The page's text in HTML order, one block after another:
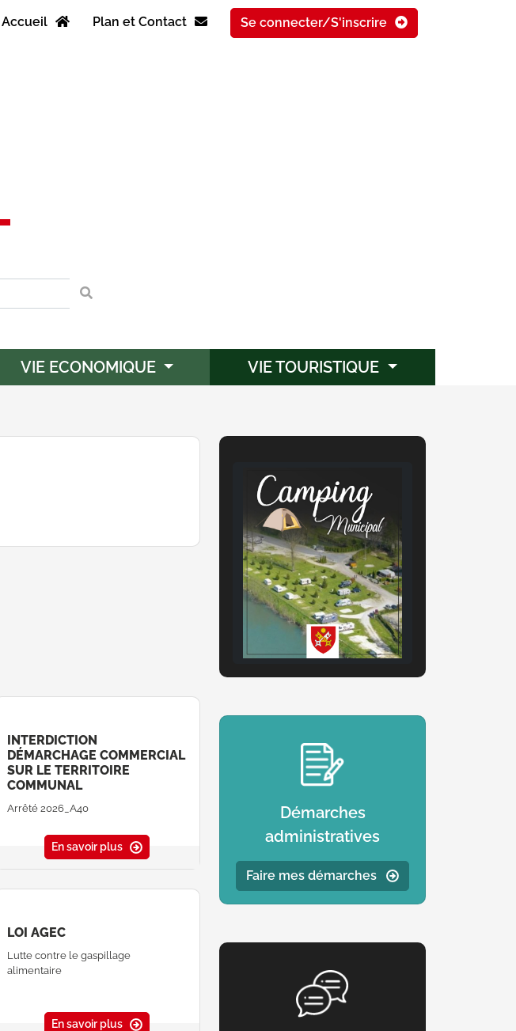
Accueil Plan et Contact Se connecter/S'inscrire
VIE ECONOMIQUE VIE TOURISTIQUE
INTERDICTION
DÉMARCHAGE COMMERCIAL
SUR LE TERRITOIRE
COMMUNAL
Arrêté 2026_A40
En savoir plus
LOI AGEC
Lutte contre le gaspillage
alimentaire
En savoir plus
Démarches
administratives
Faire mes démarches